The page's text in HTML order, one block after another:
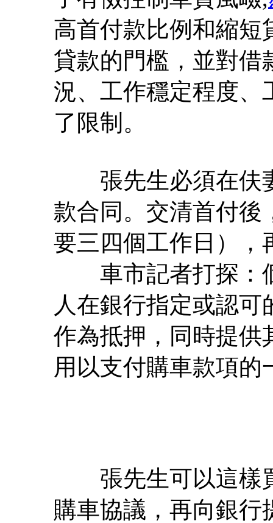
高首付款比例和縮短
貸款的門檻，並對借
況、工作穩定程度、
了限制。
張先生必須在伕
款合同。交清首付後
要三四個工作日），
車市記者打探：
人在銀行指定或認
作為抵押，同時提供
用以支付購車款項的
張先生可以這樣
購車協議，再向銀行